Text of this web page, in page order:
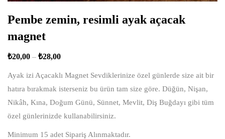
Pembe zemin, resimli ayak açacak
magnet
₺20,00 – ₺28,00
Ayak izi Açacaklı Magnet Sevdiklerinize özel günlerde size ait bir
hatıra bırakmak isterseniz bu ürün tam size göre. Düğün, Nişan,
Nikâh, Kına, Doğum Günü, Sünnet, Mevlit, Diş Buğdayı gibi tüm
özel günlerinizde kullanabilirsiniz.
Minimum 15 adet Sipariş Alınmaktadır.